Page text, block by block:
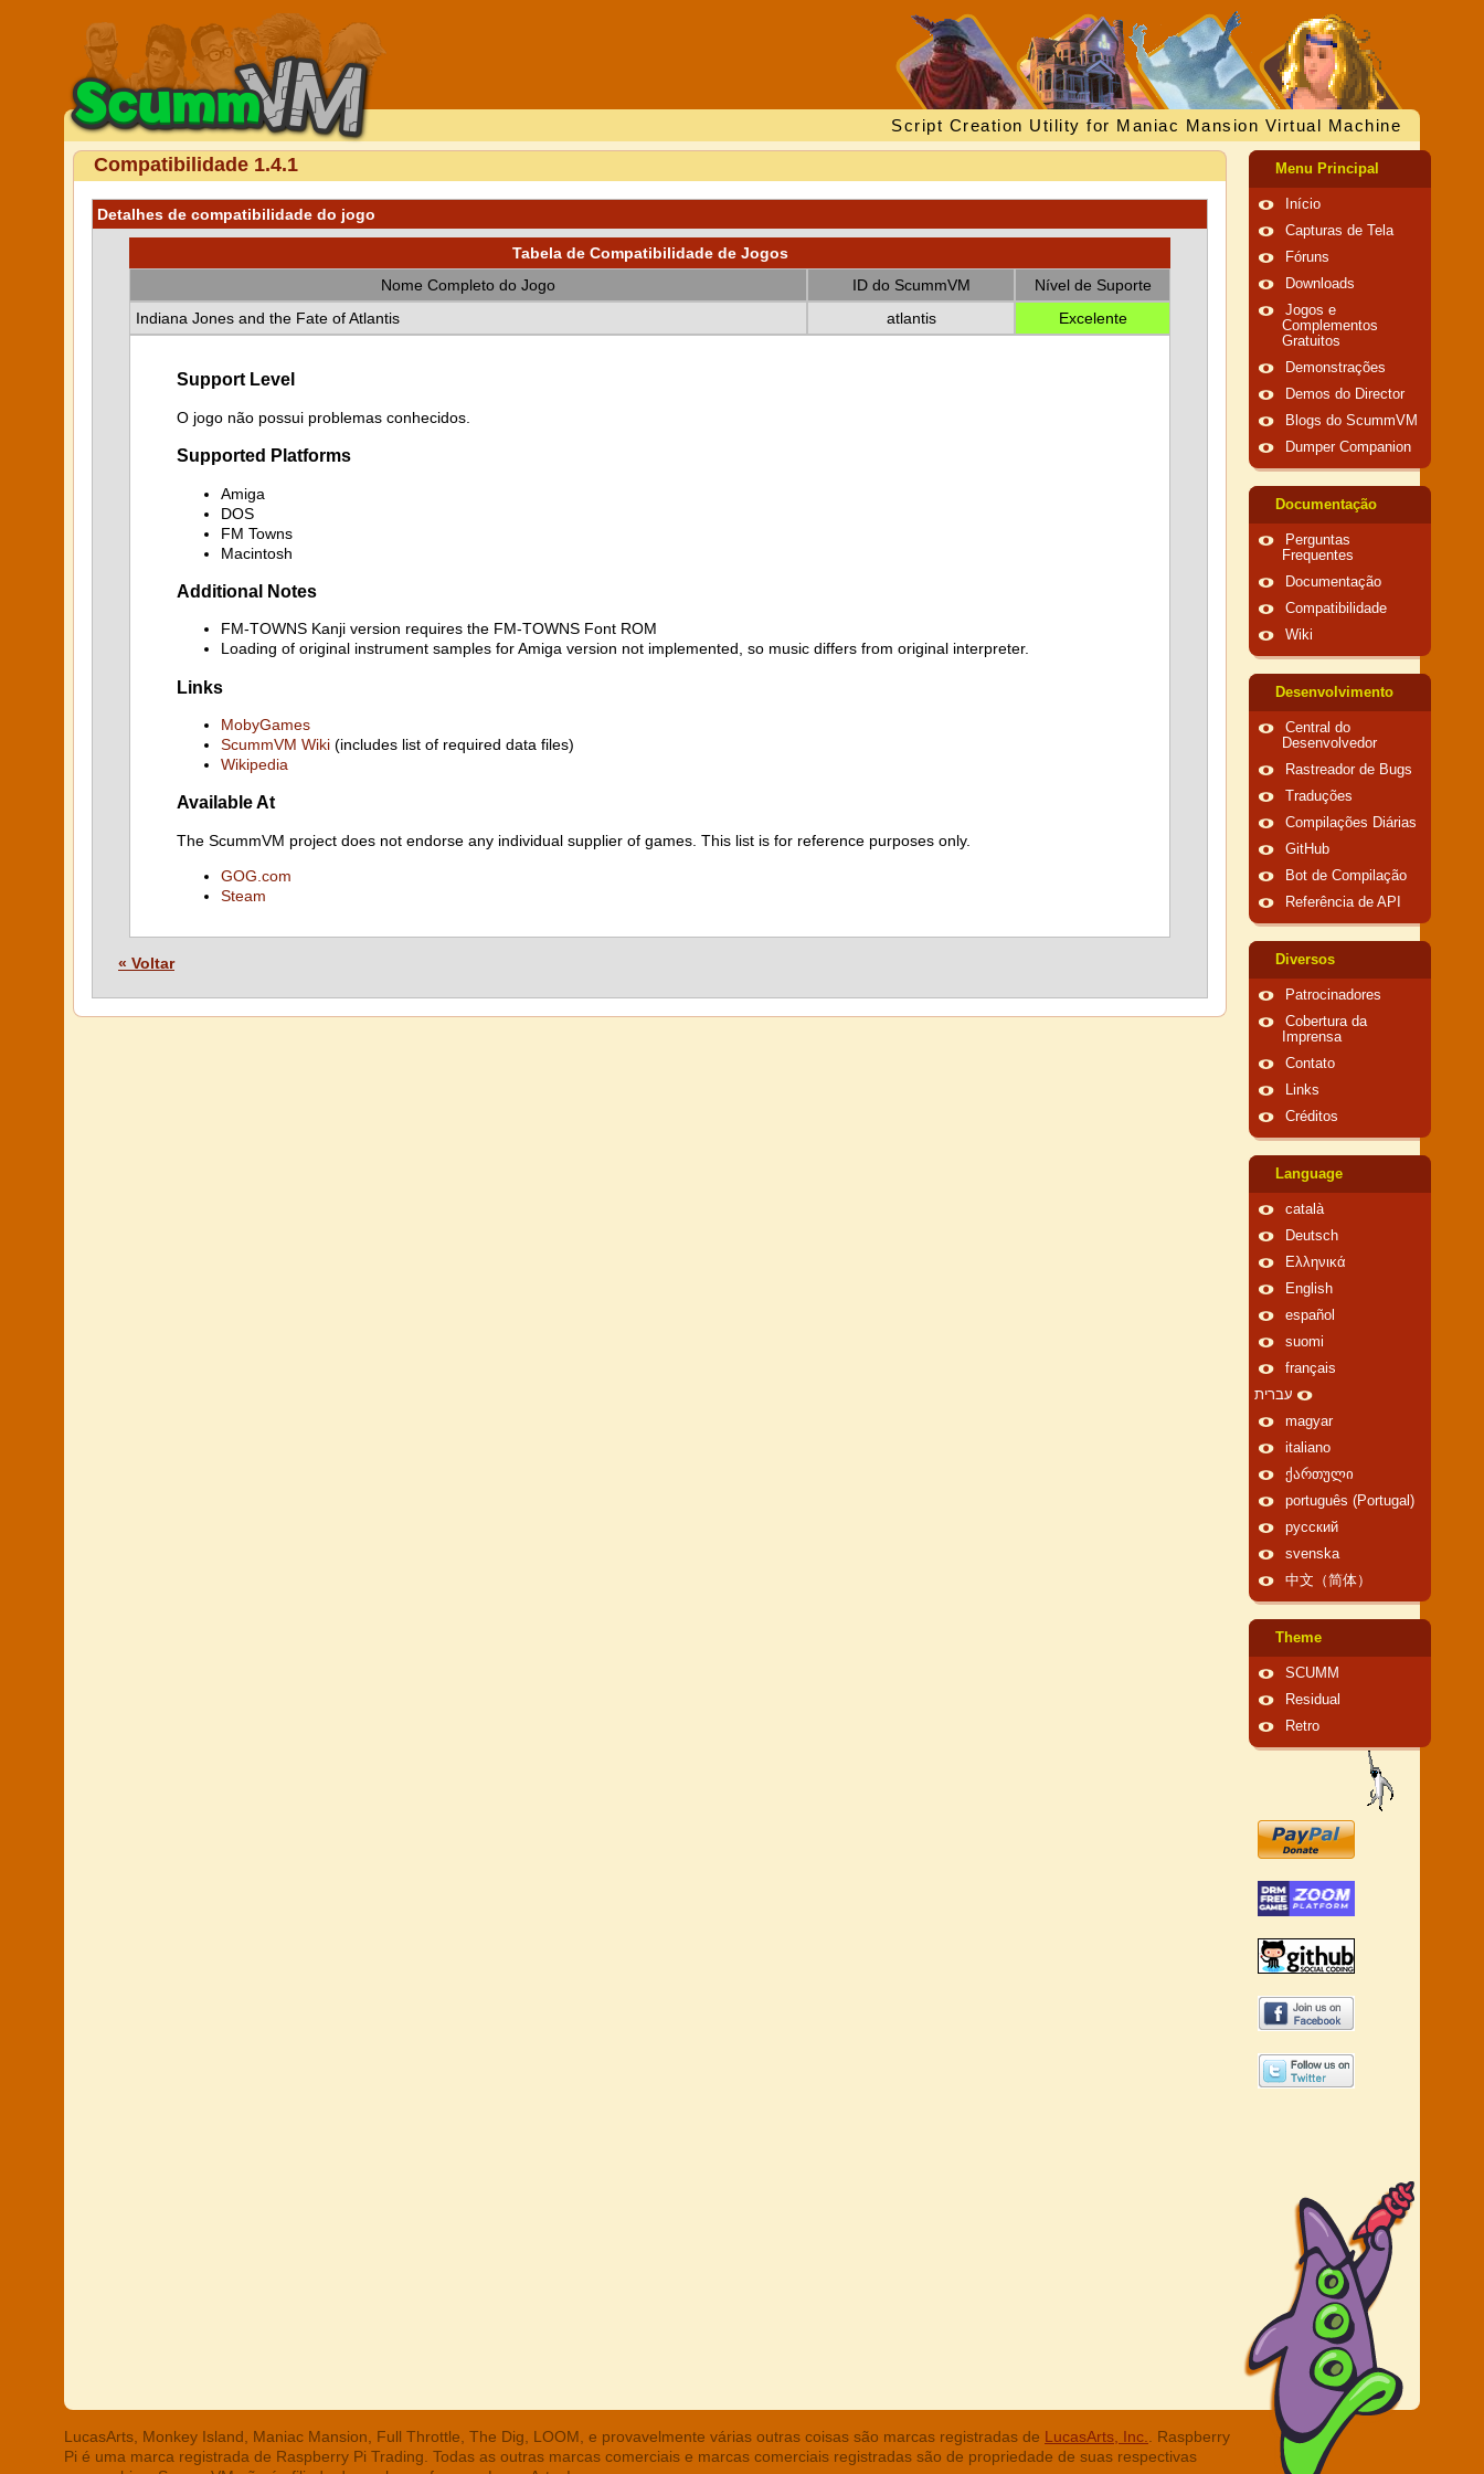
Script Creation Utility for Maniac Mansion Virtual Machine
Compatibilidade 1.4.1
Detalhes de compatibilidade do jogo
Tabela de Compatibilidade de Jogos
Nome Completo do Jogo
ID do ScummVM
Nível de Suporte
Indiana Jones and the Fate of Atlantis
atlantis Excelente
Support Level
O jogo não possui problemas conhecidos.
Supported Platforms
Amiga
DOS
FM Towns
Macintosh
Additional Notes
FM-TOWNS Kanji version requires the FM-TOWNS Font ROM
Loading of original instrument samples for Amiga version not implemented, so music differs from original interpreter.
Links
MobyGames
ScummVM Wiki (includes list of required data files)
Wikipedia
Available At
The ScummVM project does not endorse any individual supplier of games. This list is for reference purposes only.
GOG.com
Steam
« Voltar
Menu Principal
Início
Capturas de Tela
Fóruns
Downloads
Jogos e
Complementos
Gratuitos
Demonstrações
Demos do Director
Blogs do ScummVM
Dumper Companion
Documentação
Perguntas
Frequentes
Documentação
Compatibilidade
Wiki
Desenvolvimento
Central do
Desenvolvedor
Rastreador de Bugs
Traduções
Compilações Diárias
GitHub
Bot de Compilação
Referência de API
Diversos
Patrocinadores
Cobertura da
Imprensa
Contato
Links
Créditos
Language
català
Deutsch
Ελληνικά
English
español
suomi
français
עברית
magyar
italiano
ქართული
português (Portugal)
русский
svenska
中文（简体）
Theme
SCUMM
Residual
Retro
LucasArts, Monkey Island, Maniac Mansion, Full Throttle, The Dig, LOOM, e provavelmente várias outras coisas são marcas registradas de LucasArts, Inc.
. Raspberry
Pi é uma marca registrada de Raspberry Pi Trading. Todas as outras marcas comerciais e marcas comerciais registradas são de propriedade de suas respectivas